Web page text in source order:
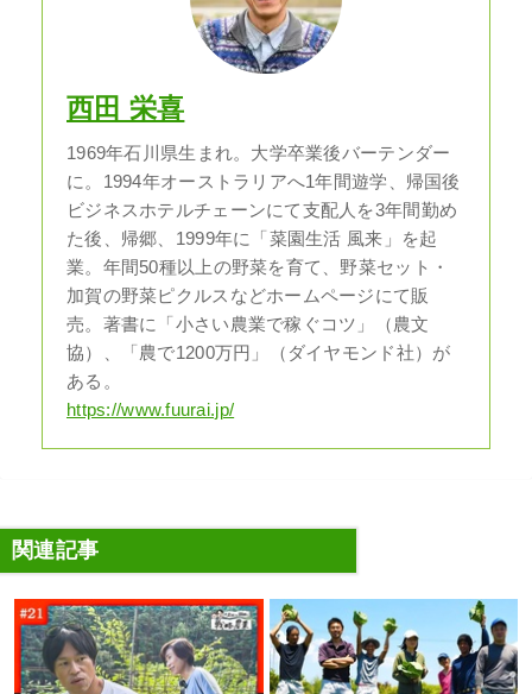
西田 栄喜
1969年石川県生まれ。大学卒業後バーテンダー
に。1994年オーストラリアへ1年間遊学、帰国後
ビジネスホテルチェーンにて支配人を3年間勤め
た後、帰郷、1999年に「菜園生活 風来」を起
業。年間50種以上の野菜を育て、野菜セット・
加賀の野菜ピクルスなどホームページにて販
売。著書に「小さい農業で稼ぐコツ」（農文
協）、「農で1200万円」（ダイヤモンド社）が
ある。
https://www.fuurai.jp/
関連記事